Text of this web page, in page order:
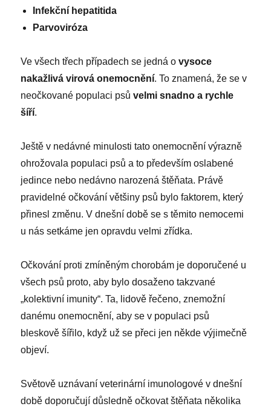
Infekční hepatitida
Parvoviróza
Ve všech třech případech se jedná ovysoce
nakažlivá virová onemocnění. To znamená, že se v
neočkované populaci psůvelmi snadno a rychle
šíří.
Ještě v nedávné minulosti tato onemocnění výrazně
ohrožovala populaci psů a to především oslabené
jedince nebo nedávno narozená štěňata. Právě
pravidelné očkování většiny psů bylo faktorem, který
přinesl změnu. V dnešní době se s těmito nemocemi
u nás setkáme jen opravdu velmi zřídka.
Očkování proti zmíněným chorobám je doporučené u
všech psů proto, aby bylo dosaženo takzvané
„kolektivní imunity“. Ta, lidově řečeno, znemožní
danému onemocnění, aby se v populaci psů
bleskově šířilo, když už se přeci jen někde výjimečně
objeví.
Světově uznávaní veterinární imunologové v dnešní
době doporučují důsledně očkovat štěňata několika